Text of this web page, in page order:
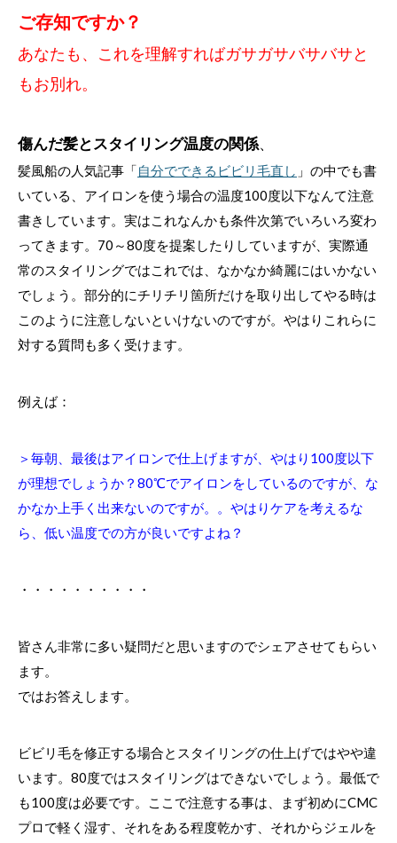
ご存知ですか？
あなたも、これを理解すればガサガサバサバサと
もお別れ。
傷んだ髪とスタイリング温度の関係、
髪風船の人気記事「自分でできるビビリ毛直し 」の中でも書
いている、アイロンを使う場合の温度100度以下なんて注意
書きしています。実はこれなんかも条件次第でいろいろ変わ
ってきます。70～80度を提案したりしていますが、実際通
常のスタイリングではこれでは、なかなか綺麗にはいかない
でしょう。部分的にチリチリ箇所だけを取り出してやる時は
このように注意しないといけないのですが。やはりこれらに
対する質問も多く受けます。
例えば：
＞毎朝、最後はアイロンで仕上げますが、やはり100度以下
が理想でしょうか？80℃でアイロンをしているのですが、な
かなか上手く出来ないのですが。。やはりケアを考えるな
ら、低い温度での方が良いですよね？
・・・・・・・・・・
皆さん非常に多い疑問だと思いますのでシェアさせてもらい
ます。
ではお答えします。
ビビリ毛を修正する場合とスタイリングの仕上げではやや違
います。80度ではスタイリングはできないでしょう。最低で
も100度は必要です。ここで注意する事は、まず初めにCMC
プロで軽く湿す、それをある程度乾かす、それからジェルを